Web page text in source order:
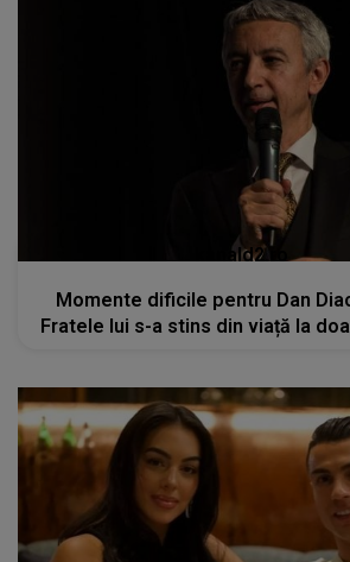
kanald2.ro
Momente dificile pentru Dan
Fratele lui s-a stins din viață la